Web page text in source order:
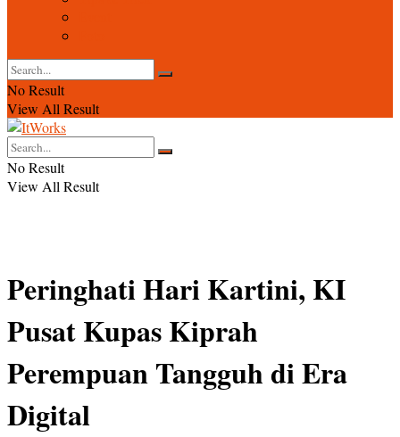
No Result
View All Result
No Result
View All Result
Peringhati Hari Kartini, KI
Pusat Kupas Kiprah
Perempuan Tangguh di Era
Digital